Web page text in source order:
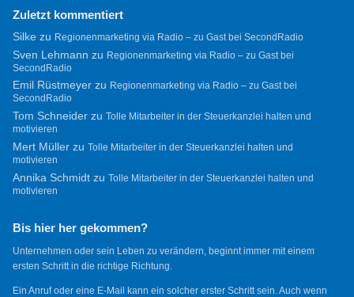
Zuletzt kommentiert
Silkezu Regionenmarketing via Radio – zu Gast bei SecondRadio
Sven Lehmann zu Regionenmarketing via Radio – zu Gast bei
SecondRadio
Emil Rüstmeyerzu Regionenmarketing via Radio – zu Gast bei
SecondRadio
Tom Schneiderzu Tolle Mitarbeiter in der Steuerkanzlei halten und
motivieren
Mert Müllerzu Tolle Mitarbeiter in der Steuerkanzlei halten und
motivieren
Annika Schmidtzu Tolle Mitarbeiter in der Steuerkanzlei halten und
motivieren
Bis hier her gekommen?
Unternehmen oder sein Leben zu verändern, beginnt immer mit einem
ersten Schritt in die richtige Richtung.
Ein Anruf oder eine E-Mail kann ein solcher erster Schritt sein. Auch wenn